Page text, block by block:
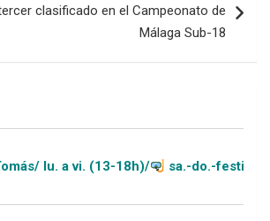
clasificado en el Campeonato de
Málaga Sub-18
vi. (13-18h)/ sa.-do.-festivos (11-20h)